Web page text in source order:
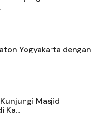
Yogyakarta dengan
Masjid
Ka...